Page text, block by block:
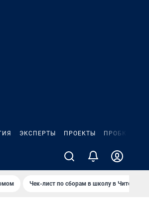
ЭКСПЕРТЫ ПРОЕКТЫ ПРОБКИ
Чек-лист по сборам в школу в Чите